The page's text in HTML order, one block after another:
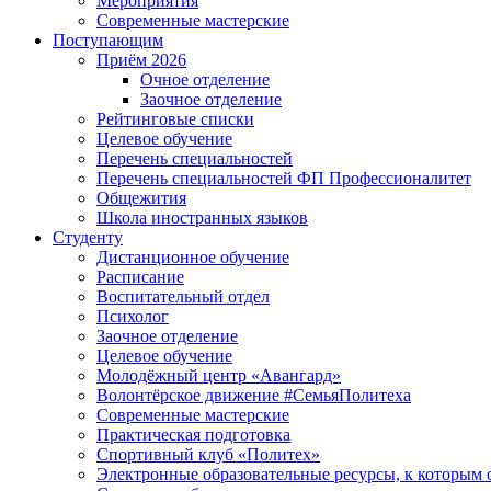
Современные мастерские
Поступающим
Приём 2026
Очное отделение
Заочное отделение
Рейтинговые списки
Целевое обучение
Перечень специальностей
Перечень специальностей ФП Профессионалитет
Общежития
Школа иностранных языков
Студенту
Дистанционное обучение
Расписание
Воспитательный отдел
Психолог
Заочное отделение
Целевое обучение
Молодёжный центр «Авангард»
Волонтёрское движение #СемьяПолитеха
Современные мастерские
Практическая подготовка
Спортивный клуб «Политех»
Электронные образовательные ресурсы, к которым